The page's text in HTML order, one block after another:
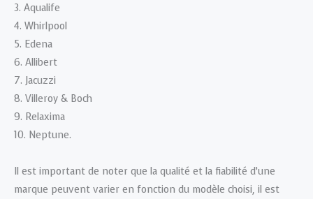
3. Aqualife
4. Whirlpool
5. Edena
6. Allibert
7. Jacuzzi
8. Villeroy & Boch
9. Relaxima
10. Neptune.
Il est important de noter que la qualité et la fiabilité d’une
marque peuvent varier en fonction du modèle choisi, il est